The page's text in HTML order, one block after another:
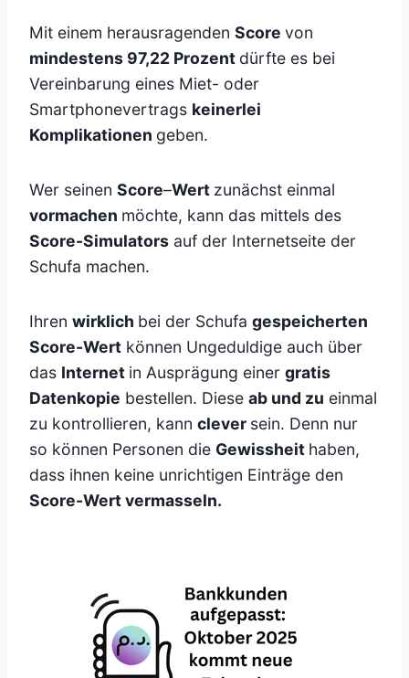
Mit einem herausragenden Score von
mindestens 97,22 Prozent dürfte es bei
Vereinbarung eines Miet- oder
Smartphonevertrags keinerlei
Komplikationen geben.
Wer seinen Score–Wert zunächst einmal
vormachen möchte, kann das mittels des
Score-Simulators auf der Internetseite der
Schufa machen.
Ihren wirklich bei der Schufa gespeicherten
Score-Wert können Ungeduldige auch über
das Internet in Ausprägung einer gratis
Datenkopie bestellen. Diese ab und zu einmal
zu kontrollieren, kann clever sein. Denn nur
so können Personen die Gewissheit haben,
dass ihnen keine unrichtigen Einträge den
Score-Wert vermasseln.